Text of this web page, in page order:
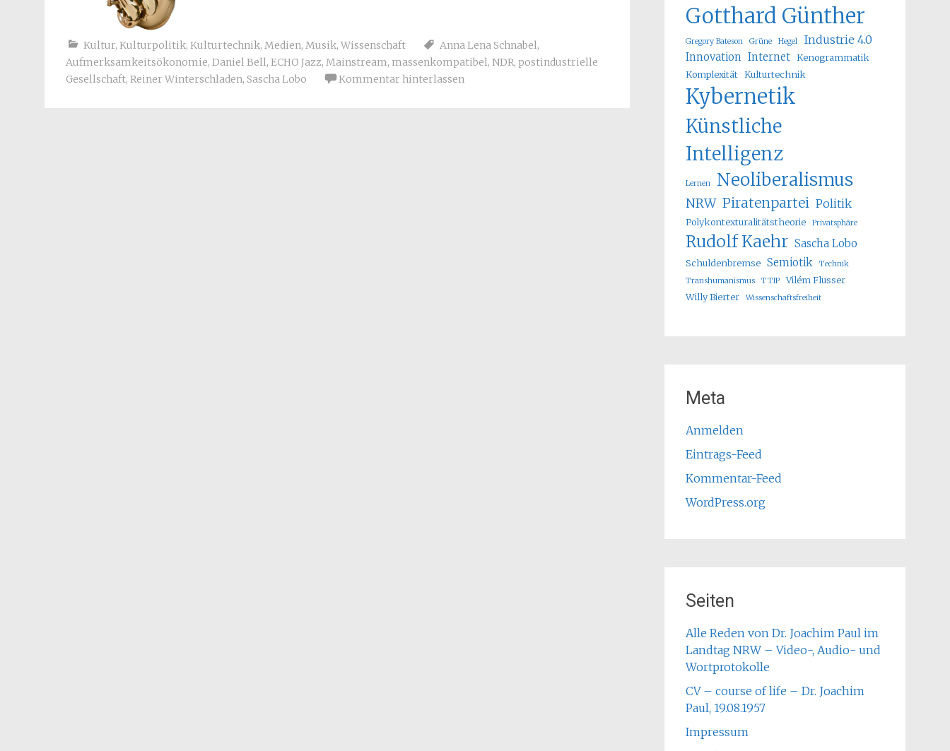
Kultur, Kulturpolitik, Kulturtechnik, Medien, Musik, Wissenschaft Anna Lena Schnabel,
Aufmerksamkeitsökonomie, Daniel Bell, ECHO Jazz, Mainstream, massenkompatibel, NDR, postindustrielle
Gesellschaft, Reiner Winterschladen, Sascha Lobo Kommentar hinterlassen
Gotthard Günther
Gregory Bateson Grüne Hegel Industrie 4.0
Innovation Internet Kenogrammatik
Komplexität Kulturtechnik
Kybernetik
Künstliche
Intelligenz
Lernen Neoliberalismus
NRW Piratenpartei Politik
Polykontexturalitätstheorie Privatsphäre
Rudolf Kaehr Sascha Lobo
Schuldenbremse Semiotik
Technik
Transhumanismus
TTIP
Vilém Flusser
Willy Bierter
Wissenschaftsfreiheit
Meta
Anmelden
Eintrags-Feed
Kommentar-Feed
WordPress.org
Seiten
Alle Reden von Dr. Joachim Paul im
Landtag NRW – Video-, Audio- und
Wortprotokolle
CV – course of life – Dr. Joachim
Paul, 19.08.1957
Impressum